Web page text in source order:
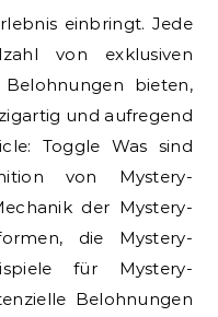
einbringt. Jede
von exklusiven
bieten,
und aufregend
Toggle Was sind
von Mystery-
der Mystery-
die Mystery-
für Mystery-
Belohnungen